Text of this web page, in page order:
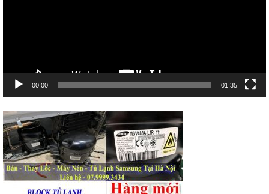
00:00 01:35